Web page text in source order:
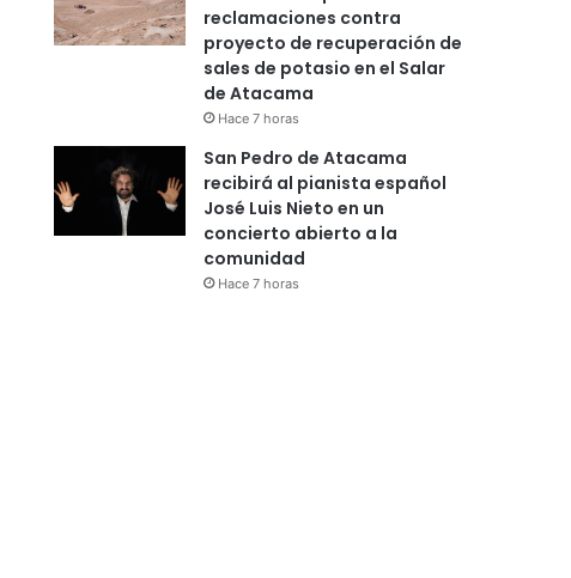
reclamaciones contra
proyecto de recuperación de
sales de potasio en el Salar
de Atacama
Hace 7 horas
San Pedro de Atacama
recibirá al pianista español
José Luis Nieto en un
concierto abierto a la
comunidad
Hace 7 horas